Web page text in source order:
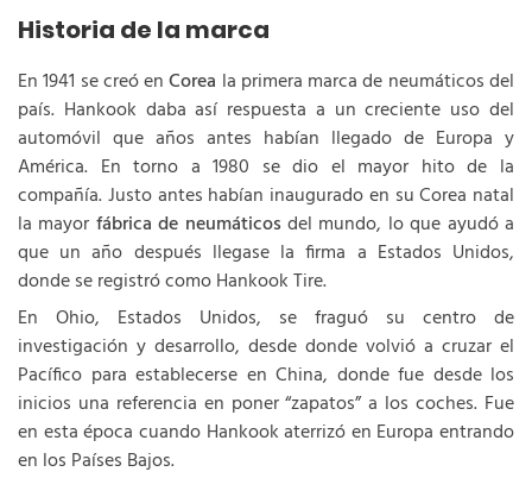
Historia de la marca
En 1941 se creó enCorea la primera marca de neumáticos del
país. Hankook daba así respuesta a un creciente uso del
automóvil que años antes habían llegado de Europa y
América. En torno a 1980 se dio el mayor hito de la
compañía. Justo antes habían inaugurado en su Corea natal
la mayor fábrica de neumáticos del mundo, lo que ayudó a
que un año después llegase la firma a Estados Unidos,
donde se registró como Hankook Tire.
En Ohio, Estados Unidos, se fraguó su centro de
investigación y desarrollo, desde donde volvió a cruzar el
Pacífico para establecerse en China, donde fue desde los
inicios una referencia en poner “zapatos” a los coches. Fue
en esta época cuando Hankook aterrizó en Europa entrando
en los Países Bajos.